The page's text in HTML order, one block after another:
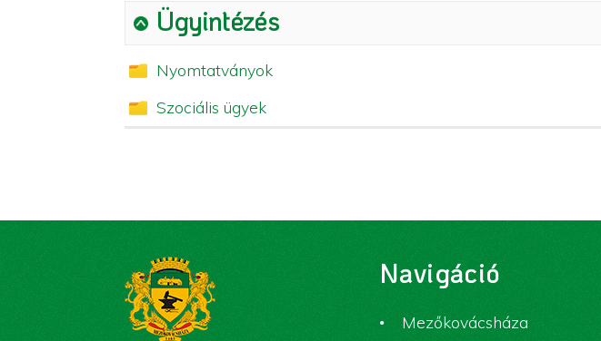
Ügyintézés
Nyomtatványok
Szociális ügyek
Navigáció
Mezőkovácsháza